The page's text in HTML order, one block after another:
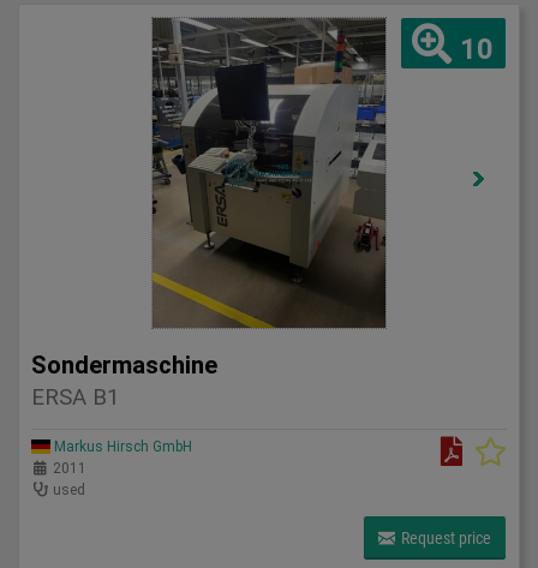
10
Sondermaschine
ERSA B1
Markus Hirsch GmbH
2011
used
Request price